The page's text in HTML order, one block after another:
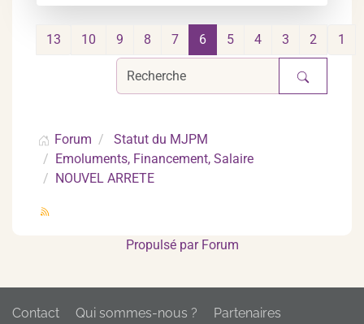
1
2
3
4
5
6
7
8
9
10
13
Forum
Statut du MJPM
Emoluments, Financement, Salaire
NOUVEL ARRETE
Propulsé par Forum
Contact Qui sommes-nous ? Partenaires